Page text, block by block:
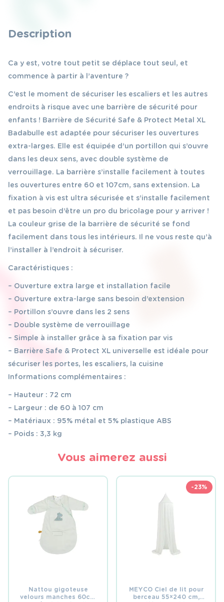
Description
Ca y est, votre tout petit se déplace tout seul, et
commence à partir à l’aventure ?
C’est le moment de sécuriser les escaliers et les autres
endroits à risque avec une barrière de sécurité pour
enfants ! Barrière de Sécurité Safe & Protect Metal XL
Badabulle est adaptée pour sécuriser les ouvertures
extra-larges. Elle est équipée d’un portillon qui s’ouvre
dans les deux sens, avec double système de
verrouillage. La barrière s’installe facilement à toutes
les ouvertures entre 60 et 107cm, sans extension. La
fixation à vis est ultra sécurisée et s’installe facilement
et pas besoin d’être un pro du bricolage pour y arriver !
La couleur grise de la barrière de sécurité se fond
facilement dans tous les intérieurs. Il ne vous reste qu’à
l’installer à l’endroit à sécuriser.
Caractéristiques :
– Ouverture extra large et installation facile
– Ouverture extra-large sans besoin d’extension
– Portillon s’ouvre dans les 2 sens
– Double système de verrouillage
– Simple à installer grâce à sa fixation par vis
– Barrière Safe & Protect XL universelle est idéale pour
sécuriser les portes, les escaliers, la cuisine
Informations complémentaires :
– Hauteur : 72 cm
– Largeur : de 60 à 107 cm
– Matériaux : 95% métal et 5% plastique ABS
– Poids : 3,3 kg
Vous aimerez aussi
Nattou gigoteuse
velours manches 60cm
-23%
MEYCO Ciel de lit pour
berceau 55×240 cm,